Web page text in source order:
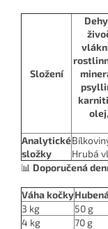
Složení
Analytické
složky
Hrubá
📊 Doporučená
Váha kočky
3 kg
50 g
4 kg
70 g